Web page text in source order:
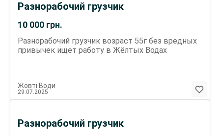
10 000 грн.
Разнорабочий грузчик
Разнорабочий грузчик возраст 55г без вредных
привычек ищет работу в Жёлтых Водах
Жовті Води
29.07.2025
Разнорабочий грузчик